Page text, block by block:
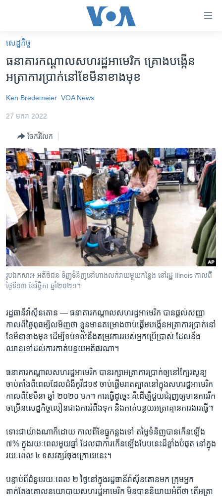
គេហទំព័រ​
ទាក់ទង
និង​
ទំព័រ​
ម្តង
រំលង​
និង​
ចូល​
ទៅ​
រចនា
សម្ព័ន្ធ​
រំលង​
និង​
ទៅ​
ស្វែង​
រក
កម្ពុជាច្នៃប្រតិដ្ឋ
ព្រឹត្តិការណ៍ព័ត៌មាន
ទូរទស្សន៍ / វីដេអូ​
វិទ្យុ / ផតខាសថ៍
កម្មវិធីទាំងអស់
Khmer English
បណ្តាញ​សង្គម
ភាសា
សេដ្ឋកិច្ច
ធនាគារ​កណ្តាល​សហរដ្ឋ​អាមេរិក គ្រោង​បង្កើន​
អត្រា​ការប្រាក់​នៅ​ខែ​មីនា​ខាង​មុខ
Ken Bredemeier VOA News
27 មករា 2022
ចែករំលែក
រូបឯកសារ៖ អតិថិជន ទិញ​ទំនិញ​នៅ​ហាង​លក់រាយ​មួយ​កន្លែង នៅ​រដ្ឋ Ilinois កាលពី​
ថ្ងៃទី១៣ ខែវិច្ឆិកា ឆ្នាំ២០២១។
រដ្ឋធានីវ៉ាស៊ីនតោន — ធនាគារ​កណ្តាល​សហរដ្ឋ​អាមេរិក ​បាន​ផ្តល់​សញ្ញា​
កាលពី​ថ្ងៃ​ពុធ​ម្សិលមិញ​ថា ខ្លួន​មាន​គម្រោង​ចាប់ផ្តើម​បង្កើន​អត្រា​ការប្រាក់​នៅ​
ខែ​មីនា​ខាង​មុខ ដើម្បី​ទប់ទល់​នឹង​តម្រូវការ​របស់​អ្នក​ប្រើប្រាស់​ ដែល​នឹង​
ឈាន​ទៅ​ដល់​ការ​កាត់​បន្ថយ​អតិផរណា។
ធនាគារ​កណ្តាល​សហរដ្ឋ​អាមេរិក​ បាន​រក្សា​អត្រា​ការប្រាក់​ឲ្យ​នៅ​ក្បែរ​សូន្យ​
ចាប់តាំងពី​ពេល​ដែល​ជំងឺ​កូវីដ១៩ ចាប់ផ្ដើម​រាតត្បាត​នៅ​ក្នុង​សហរដ្ឋ​អាមេរិក​
កាលពី​ខែ​មីនា ឆ្នាំ ២០២០ មក។ ការ​ធ្វើ​ដូច្នេះ ​គឺ​ដើម្បី​ជួយ​ជំរុញ​ឲ្យ​មាន​ការ​រីក​
ចម្រើន​សេដ្ឋកិច្ច​លឿន​ជាង​ការ​រំពឹងទុក និង​កាត់​បន្ថយ​អត្រា​គ្មាន​ការងារ​ធ្វើ។
ទោះ​ជា​យ៉ាងណា​ក៏ដោយ កាលពី​ខែ​ធ្នូ​កន្លង​ទៅ តម្លៃ​ទំនិញ​បាន​កើន​ឡើង
៧% ក្នុង​រយៈពេល​មួយ​ឆ្នាំ ដែល​ជា​ការ​កើនឡើង​បែប​នេះ​ដ៏​ខ្លាំង​បំផុត ​នៅ​ក្នុង​
រយៈពេល ៤ ទសវត្សរ៍​ចុងក្រោយ​នេះ។
បន្ទាប់ពី​ជំនួប​រយៈពេល ២ ថ្ងៃ​នៅ​ក្នុង​រដ្ឋធានី​វ៉ាស៊ីនតោន​មក ក្រុម​អ្នក​
តាក់តែង​គោលនយោបាយ​សហរដ្ឋ​អាមេរិក​ មិន​បាន​និយាយ​អំពី​ថា ​តើ​អត្រា​